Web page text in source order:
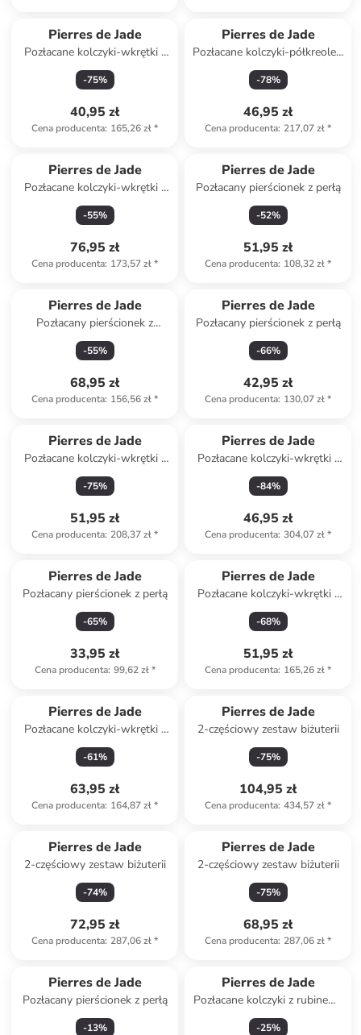
Pierres de Jade
Pozłacane kolczyki-wkrętki z
turkusem
-75%
40,95 zł
Cena producenta: 165,26 zł*
Pierres de Jade
Pozłacane kolczyki-półkreole z
agatami
-78%
46,95 zł
Cena producenta: 217,07 zł*
Pierres de Jade
Pozłacane kolczyki-wkrętki z
perłami i cyrkoniami
-55%
76,95 zł
Cena producenta: 173,57 zł*
Pierres de Jade
Pozłacany pierścionek z perłą
-52%
51,95 zł
Cena producenta: 108,32 zł*
Pierres de Jade
Pozłacany pierścionek z
zultanitem
-55%
68,95 zł
Cena producenta: 156,56 zł*
Pierres de Jade
Pozłacany pierścionek z perłą
-66%
42,95 zł
Cena producenta: 130,07 zł*
Pierres de Jade
Pozłacane kolczyki-wkrętki z
perłami i kamieniami
szlachetnymi
-75%
51,95 zł
Cena producenta: 208,37 zł*
Pierres de Jade
Pozłacane kolczyki-wkrętki z
cyrkoniami i masą perłową
-84%
46,95 zł
Cena producenta: 304,07 zł*
Pierres de Jade
Pozłacany pierścionek z perłą
-65%
33,95 zł
Cena producenta: 99,62 zł*
Pierres de Jade
Pozłacane kolczyki-wkrętki z
kamieniami szlachetnymi
-68%
51,95 zł
Cena producenta: 165,26 zł*
Pierres de Jade
Pozłacane kolczyki-wkrętki z
cyrkoniami i perłami
-61%
63,95 zł
Cena producenta: 164,87 zł*
Pierres de Jade
2-częściowy zestaw biżuterii
-75%
104,95 zł
Cena producenta: 434,57 zł*
Pierres de Jade
2-częściowy zestaw biżuterii
-74%
72,95 zł
Cena producenta: 287,06 zł*
Pierres de Jade
2-częściowy zestaw biżuterii
-75%
68,95 zł
Cena producenta: 287,06 zł*
Pierres de Jade
Pozłacany pierścionek z perłą
-13%
Pierres de Jade
Pozłacane kolczyki z rubinem i
perłami
-25%